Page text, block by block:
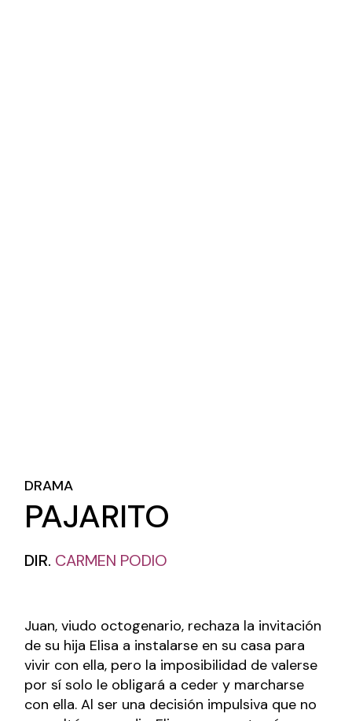
DRAMA
PAJARITO
DIR. CARMEN PODIO
Juan, viudo octogenario, rechaza la invitación
de su hija Elisa a instalarse en su casa para
vivir con ella, pero la imposibilidad de valerse
por sí solo le obligará a ceder y marcharse
con ella. Al ser una decisión impulsiva que no